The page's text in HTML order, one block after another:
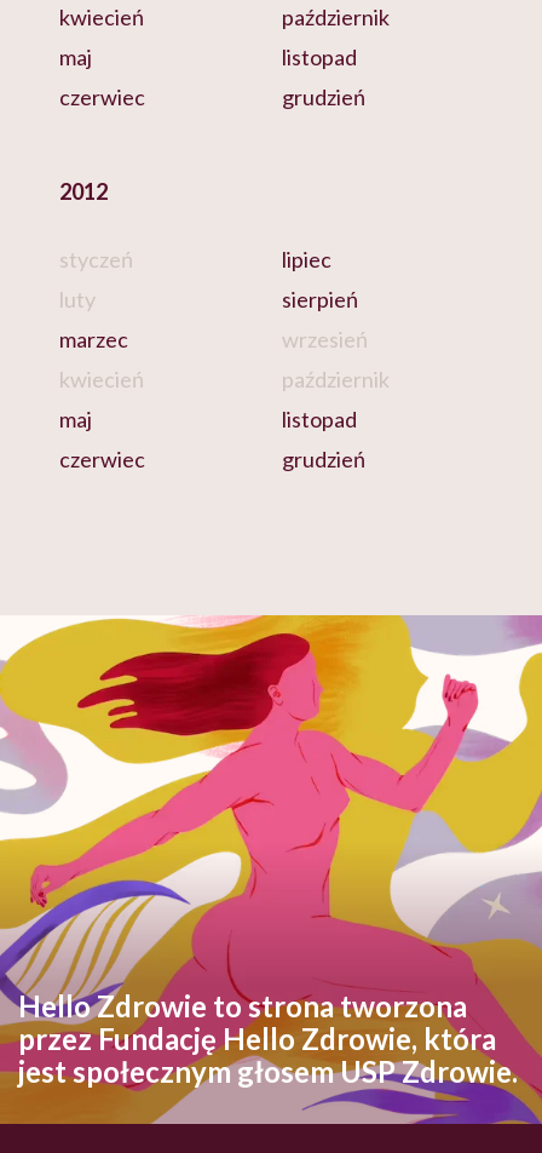
kwiecień
maj
czerwiec
październik
listopad
grudzień
2012
styczeń
luty
marzec
kwiecień
maj
czerwiec
lipiec
sierpień
wrzesień
październik
listopad
grudzień
Hello Zdrowie to strona tworzona
przez Fundację Hello Zdrowie, która
jest społecznym głosem USP Zdrowie.